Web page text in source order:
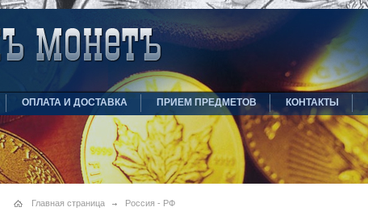
ОПЛАТА И ДОСТАВКА ПРИЕМ ПРЕДМЕТОВ КОНТАКТЫ
Главная страница Россия - РФ